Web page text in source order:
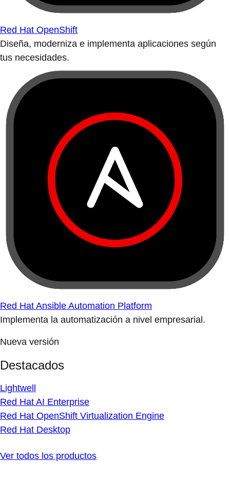
Red Hat OpenShift
Diseña, moderniza e implementa aplicaciones según
tus necesidades.
Red Hat Ansible Automation Platform
Implementa la automatización a nivel empresarial.
Nueva versión
Destacados
Lightwell
Red Hat AI Enterprise
Red Hat OpenShift Virtualization Engine
Red Hat Desktop
Ver todos los productos